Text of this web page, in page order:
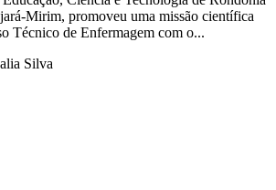
Mirim, promoveu uma missão científica
Técnico de Enfermagem com o...
Silva